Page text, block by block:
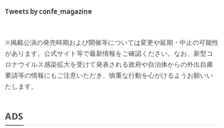
Tweets by confe_magazine
※掲載公演の発売時期および開催等については変更や延期・中止の可能性
があります。公式サイト等で最新情報をご確認ください。なお、新型コ
ロナウイルス感染拡大を受けて発表される政府や自治体からの外出自粛
要請等の情報にもご注意いただき、慎重な行動を心がけるようお願いい
たします。
ADS